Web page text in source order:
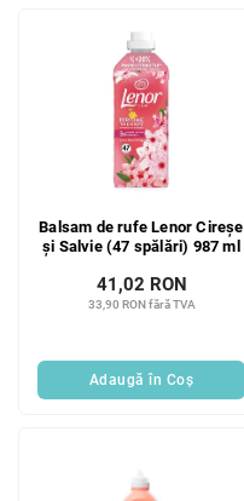
Balsam de rufe Lenor Cireșe
și Salvie (47 spălări) 987 ml
33,90 RON fără TVA
41,02 RON
Adaugă în Coş